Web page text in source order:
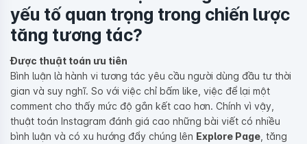
yếu tố quan trọng trong chiến lược
tăng tương tác?
Được thuật toán ưu tiên
Bình luận là hành vi tương tác yêu cầu người dùng đầu tư thời
gian và suy nghĩ. So với việc chỉ bấm like, việc để lại một
comment cho thấy mức độ gắn kết cao hơn. Chính vì vậy,
thuật toán Instagram đánh giá cao những bài viết có nhiều
bình luận và có xu hướng đẩy chúng lên Explore Page , tăng